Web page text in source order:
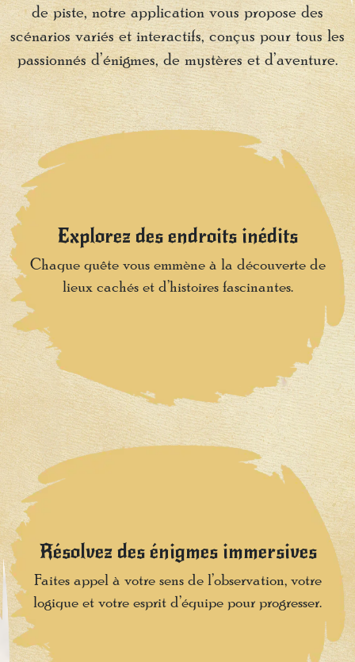
de piste, notre application vous propose des
scénarios variés et interactifs, conçus pour tous les
passionnés d’énigmes, de mystères et d’aventure.
Explorez des endroits inédits
Chaque quête vous emmène à la découverte de
lieux cachés et d’histoires fascinantes.
️Résolvez des énigmes immersives
Faites appel à votre sens de l’observation, votre
logique et votre esprit d’équipe pour progresser.